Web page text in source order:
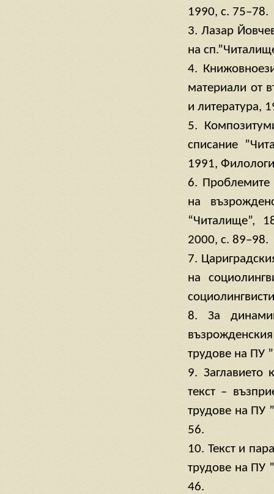
1990, с. 75–78.
3. Лазар
на
4.
материали от
и литература,
5.
списание
1991,
6. Проблемите
на
“Читалище”,
2000, с. 89–98.
7.
на
8. За
трудове на ПУ
9. Заглавието
текст –
трудове на ПУ
56.
10. Текст и
трудове на ПУ
46.